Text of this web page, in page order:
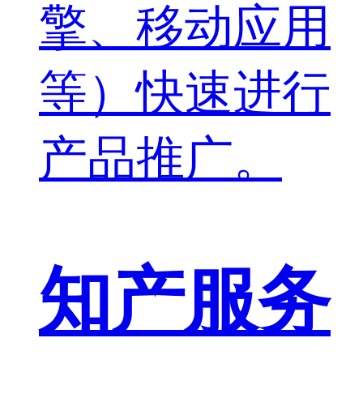
擎、移动应用
等）快速进行
产品推广。
知产服务